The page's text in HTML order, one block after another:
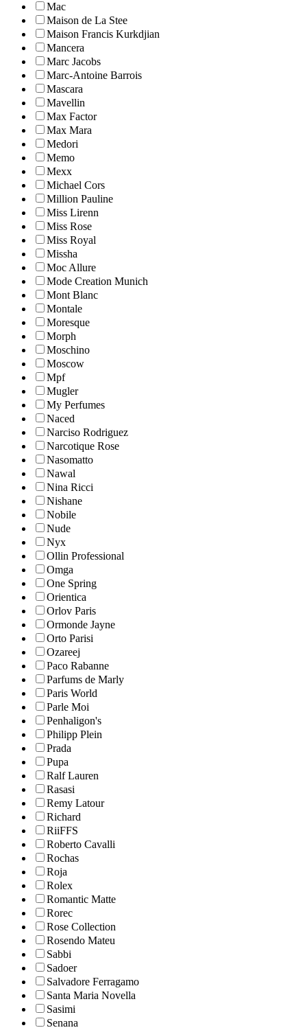
Mac
Maison de La Stee
Maison Francis Kurkdjian
Mancera
Marc Jacobs
Marc-Antoine Barrois
Mascara
Mavellin
Max Factor
Max Mara
Medori
Memo
Mexx
Michael Cors
Million Pauline
Miss Lirenn
Miss Rose
Miss Royal
Missha
Moc Allure
Mode Creation Munich
Mont Blanc
Montale
Moresque
Morph
Moschino
Moscow
Mpf
Mugler
My Perfumes
Naced
Narciso Rodriguez
Narcotique Rose
Nasomatto
Nawal
Nina Ricci
Nishane
Nobile
Nude
Nyx
Ollin Professional
Omga
One Spring
Orientica
Orlov Paris
Ormonde Jayne
Orto Parisi
Ozareej
Paco Rabanne
Parfums de Marly
Paris World
Parle Moi
Penhaligon's
Philipp Plein
Prada
Pupa
Ralf Lauren
Rasasi
Remy Latour
Richard
RiiFFS
Roberto Cavalli
Rochas
Roja
Rolex
Romantic Matte
Rorec
Rose Collection
Rosendo Mateu
Sabbi
Sadoer
Salvadore Ferragamo
Santa Maria Novella
Sasimi
Senana